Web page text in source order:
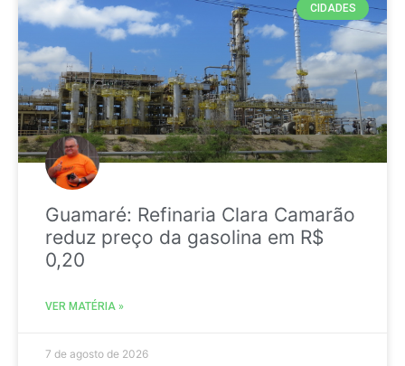
CIDADES
Guamaré: Refinaria Clara Camarão
reduz preço da gasolina em R$
0,20
VER MATÉRIA »
7 de agosto de 2026